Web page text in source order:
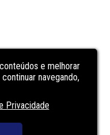
e melhorar
navegando,
Privacidade